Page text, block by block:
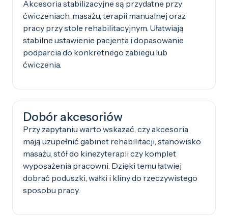
Akcesoria stabilizacyjne są przydatne przy
ćwiczeniach, masażu, terapii manualnej oraz
pracy przy stole rehabilitacyjnym. Ułatwiają
stabilne ustawienie pacjenta i dopasowanie
podparcia do konkretnego zabiegu lub
ćwiczenia.
Dobór akcesoriów
Przy zapytaniu warto wskazać, czy akcesoria
mają uzupełnić gabinet rehabilitacji, stanowisko
masażu, stół do kinezyterapii czy komplet
wyposażenia pracowni. Dzięki temu łatwiej
dobrać poduszki, wałki i kliny do rzeczywistego
sposobu pracy.